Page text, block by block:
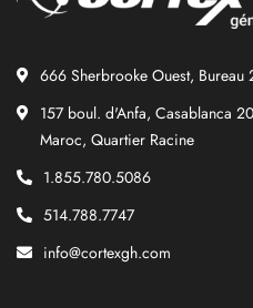
666 Sherbrooke Ouest, Bureau
157 boul. d'Anfa, Casablanca
Maroc, Quartier Racine
1.855.780.5086
514.788.7747
info@cortexgh.com